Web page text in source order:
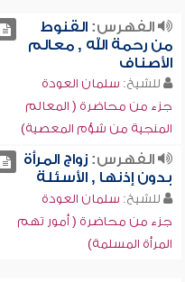
الفهرس:القنوط
من رحمة الله , معالم
الأصناف
للشيخ: سلمان العودة
جزء من محاضرة ( المعالم
المنجية من شؤم المعصية)
الفهرس:زواج المرأة
بدون إذنها , الأسئلة
للشيخ: سلمان العودة
جزء من محاضرة ( أمور تهم
المرأة المسلمة)